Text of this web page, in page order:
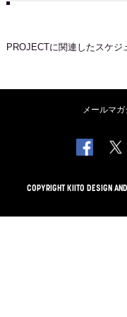
PROJECTに関連したスケジ
メールマ
COPYRIGHT KIITO DESIGN